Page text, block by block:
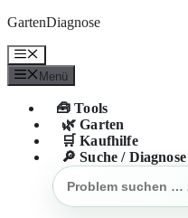
Zum
springen
GartenDiagnose
Menü
Menü
🧰 Tools
🌿 Garten
🛒 Kaufhilfe
🔎 Suche / Diagnose
Gartenproblem
suchen